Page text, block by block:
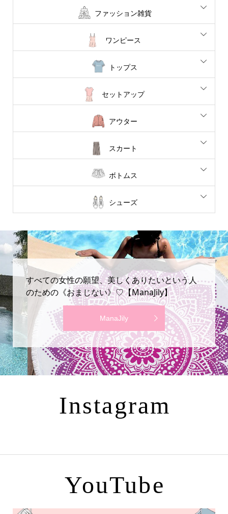
ファッション雑貨
ワンピース
トップス
セットアップ
アウター
スカート
ボトムス
シューズ
すべての女性の願望、美しくありたいという人
のための《おまじない》♡【ManaJily】
ManaJily
Instagram
YouTube